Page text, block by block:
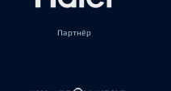
Партнёр